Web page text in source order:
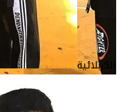
الكربلائية